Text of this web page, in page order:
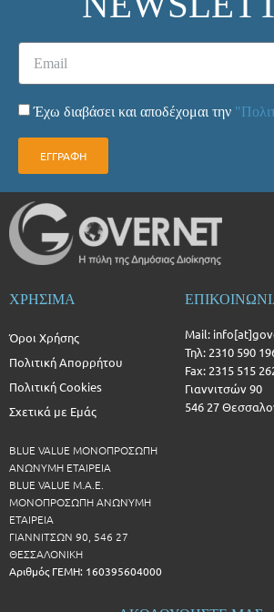
Έχω διαβάσει και αποδέχομαι την
ΕΓΓΡΑΦΗ
ΧΡΗΣΙΜΑ
Όροι Χρήσης
Πολιτική Απορρήτου
Πολιτική Cookies
Σχετικά με Εμάς
BLUE VALUE ΜΟΝΟΠΡΟΣΩΠΗ
ΑΝΩΝΥΜΗ ΕΤΑΙΡΕΙΑ
BLUE VALUE Μ.Α.Ε.
ΜΟΝΟΠΡΟΣΩΠΗ ΑΝΩΝΥΜΗ
ΕΤΑΙΡΕΙΑ
ΓΙΑΝΝΙΤΣΩΝ 90, 546 27
ΘΕΣΣΑΛΟΝΙΚΗ
Αριθμός ΓΕΜΗ: 160395604000
Mail:
Τηλ: 2310 590
Fax: 2315 515
Γιαννιτσών 90
546 27